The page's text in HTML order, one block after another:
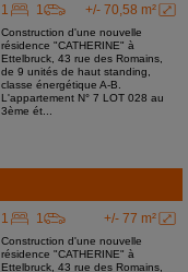
+/- 70,58 m²
1 1
Construction d'une nouvelle
résidence "CATHERINE" à
Ettelbruck, 43 rue des Romains,
de 9 unités de haut standing,
classe énergétique A-B.
L'appartement N° 7 LOT 028 au
3ème ét...
+/- 77 m²
1 1
Construction d'une nouvelle
résidence "CATHERINE" à
Ettelbruck, 43 rue des Romains,